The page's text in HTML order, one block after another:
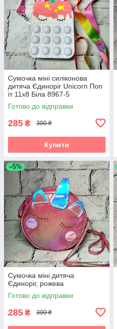
Сумочка міні силіконова
дитяча Єдиноріг Unicorn Поп
іт 11х8 Біла 8967-5
Готово до відправки
285 ₴ 300 ₴
Купити
–5%
Сумочка міні дитяча
Єдиноріг, рожева
Готово до відправки
285 ₴ 300 ₴